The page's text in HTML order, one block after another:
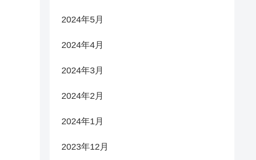
2024年5月
2024年4月
2024年3月
2024年2月
2024年1月
2023年12月